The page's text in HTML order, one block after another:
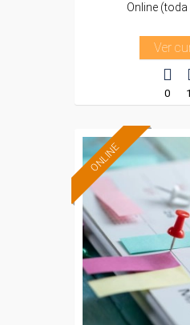
Online
Ver
0
ONLINE
Para
-